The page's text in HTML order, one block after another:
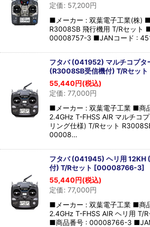
定価: 57,200円
■メーカー : 双葉電子工業(株)
R3008SB 飛行機用 T/Rセット
00008757-3 ■JANコード :
フタバ (041952) マルチコプタ
(R3008SB受信機付) T/Rセット
55,440円(税込)
定価: 77,000円
■メーカー : 双葉電子工業 ■商
2.4GHz T-FHSS AIR マルチコ
リング仕様) T/Rセット
00008…
フタバ (041945) ヘリ用 12KH
付) T/Rセット [00008766-3]
55,440円(税込)
定価: 77,000円
■メーカー : 双葉電子工業 ■商
2.4GHz T-FHSS AIR ヘリ用 T/
■商品番号 : 00008766-3